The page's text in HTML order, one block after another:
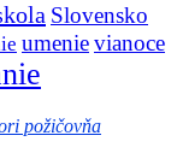
Slovensko
umenievianoce
požičovňa